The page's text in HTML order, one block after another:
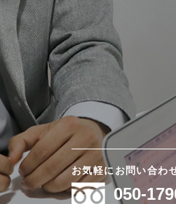
お気軽にお問い合わ
050-